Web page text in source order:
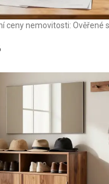
ceny nemovitosti: Ověřené